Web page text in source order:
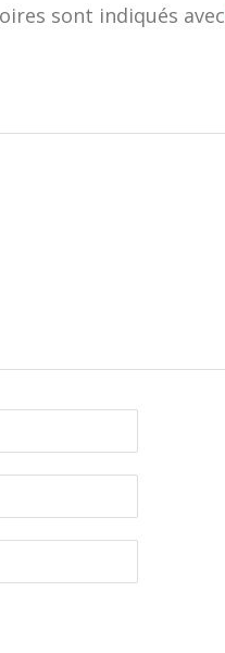
sont indiqués avec